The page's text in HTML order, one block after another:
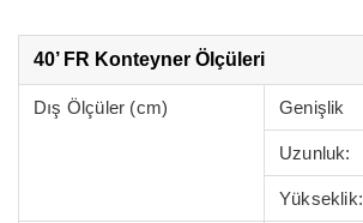
40’ FR Konteyner Ölçüleri
Dış Ölçüler (cm) Genişlik
Uzunluk:
Yükseklik: